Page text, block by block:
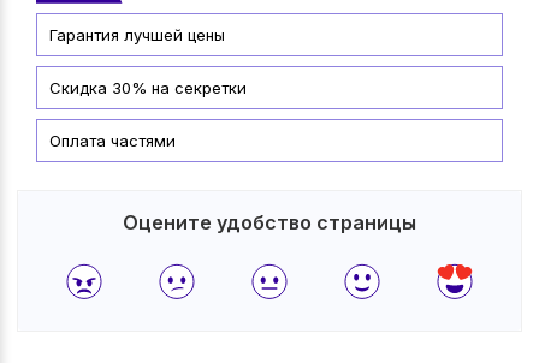
Гарантия лучшей цены
Скидка 30% на секретки
Оплата частями
Оцените удобство страницы